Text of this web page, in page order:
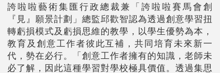
誇啦啦藝術集匯行政總裁兼「誇啦啦賽馬會創
『見』願景計劃」總監邱歡智認為透過創意學習扭
轉虧損模式及虧損思維的教學，以學生優勢為本，
教育及創意工作者彼此互補，共同培育未來新一
代，勢在必行。「創意工作者擁有的知識，老師未
必了解，因此這種學習對學校極具價值。透過集思